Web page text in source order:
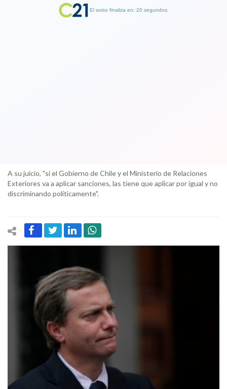
A su juicio, "si el Gobierno de Chile y el Ministerio de Relaciones
Exteriores va a aplicar sanciones, las tiene que aplicar por igual y no
discriminando políticamente".
El aviso finaliza en: 19 segundos.